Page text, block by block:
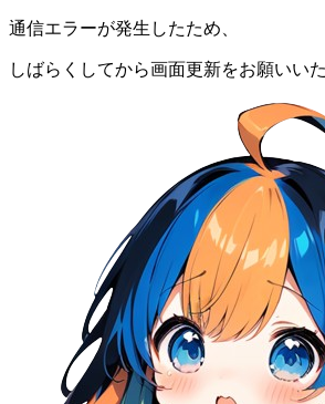
通信エラーが発生したため、
しばらくしてから画面更新をお願いいた